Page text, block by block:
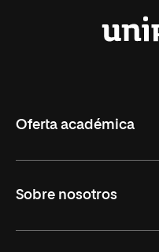
Oferta académica
Formación Continua
Carreras
Sobre nosotros